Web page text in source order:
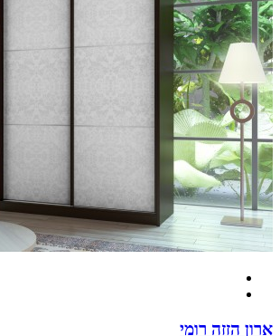
הזזה רומי